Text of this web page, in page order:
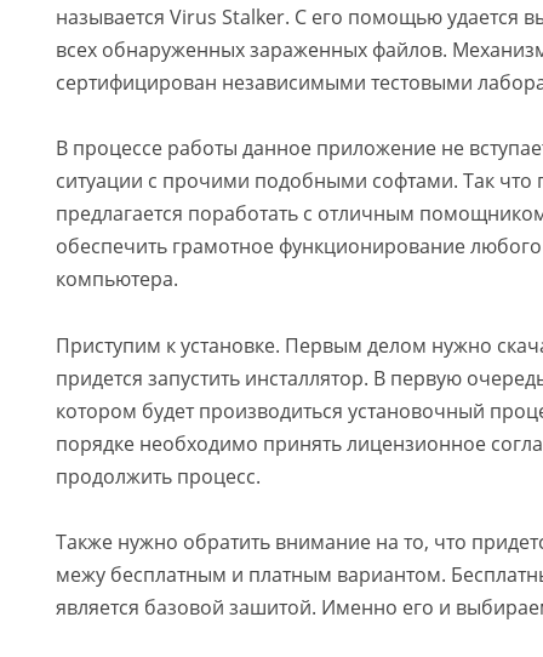
называется Virus Stalker. С его помощью удается
всех обнаруженных зараженных файлов.
сертифицирован независимыми тестовыми
В процессе работы данное приложение не
ситуации с прочими подобными софтами. Так что
предлагается поработать с отличным
обеспечить грамотное функционирование
компьютера.
Приступим к установке. Первым делом нужно
придется запустить инсталлятор. В первую
котором будет производиться установочный
порядке необходимо принять лицензионное
продолжить процесс.
Также нужно обратить внимание на то, что
межу бесплатным и платным вариантом.
является базовой зашитой. Именно его и